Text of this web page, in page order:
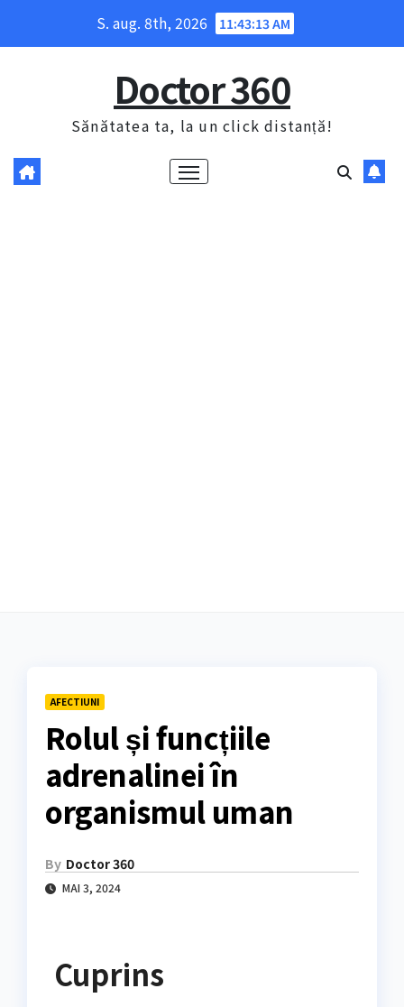
S. aug. 8th, 2026 11:43:14 AM
Doctor 360
Sănătatea ta, la un click distanță!
AFECTIUNI
Rolul și funcțiile
adrenalinei în
organismul uman
By Doctor 360
MAI 3, 2024
Cuprins